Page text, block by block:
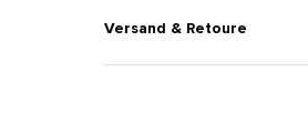
Versand & Retoure